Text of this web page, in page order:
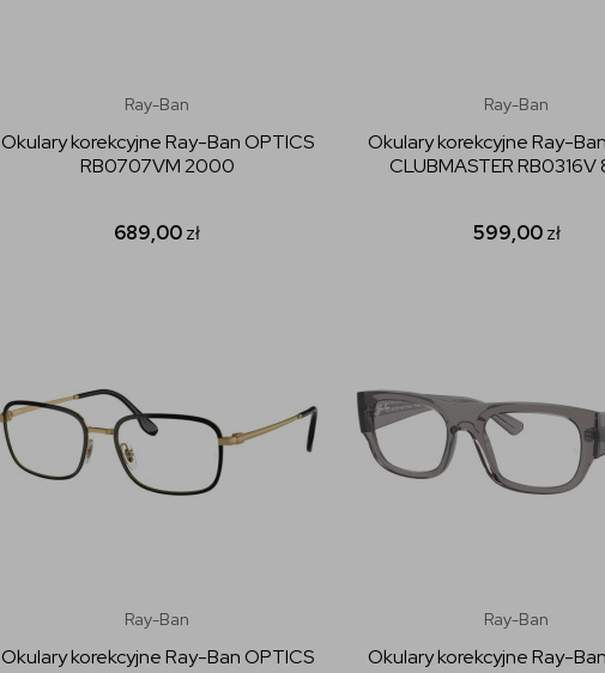
Ray-Ban
Okulary korekcyjne Ray-Ban OPTICS
RB0707VM 2000
689,00zł
Ray-Ban
Okulary korekcyjne Ray-
CLUBMASTER RB0316V
599,00zł
Ray-Ban
Okulary korekcyjne Ray-Ban OPTICS
Ray-Ban
Okulary korekcyjne Ray-